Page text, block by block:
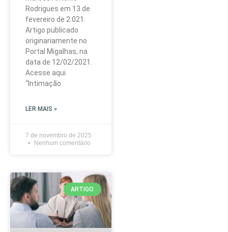
Rodrigues em 13 de
fevereiro de 2.021.
Artigo publicado
originariamente no
Portal Migalhas, na
data de 12/02/2021.
Acesse aqui.
“Intimação
LER MAIS »
7 de novembro de 2025
Nenhum comentário
ARTIGO